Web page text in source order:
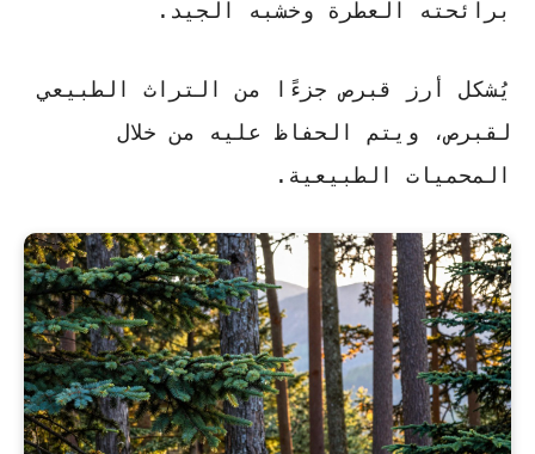
برائحته العطرة وخشبه الجيد.
يُشكل أرز قبرصجزءًا من التراث الطبيعي
لقبرص، ويتم الحفاظ عليه من خلال
المحميات الطبيعية.